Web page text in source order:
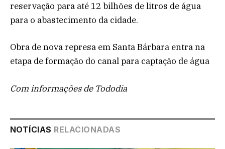
reservação para até 12 bilhões de litros de água
para o abastecimento da cidade.
Obra de nova represa em Santa Bárbara entra na
etapa de formação do canal para captação de água
Com informações de Tododia
NOTÍCIAS RELACIONADAS